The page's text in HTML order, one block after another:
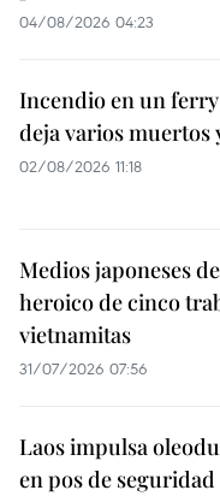
04/08/2026 04:23
Incendio en un
deja varios muertos
02/08/2026 11:18
Medios japoneses
heroico de cinco
vietnamitas
31/07/2026 07:56
Laos impulsa
en pos de